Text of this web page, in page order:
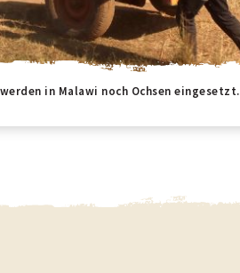
in Malawi noch Ochsen eingesetzt.